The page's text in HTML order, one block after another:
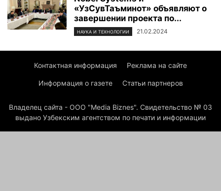
«УзСувТаъминот» объявляют о
завершении проекта по...
НАУКА И ТЕХНОЛОГИИ 21.02.2024
Контактная информация Реклама на сайте
Информация о газете Статьи партнеров
Владелец сайта - ООО "Media Biznes". Свидетельство № 03
выдано Узбекским агентством по печати и информации